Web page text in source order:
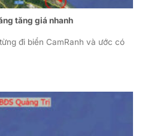
tăng giá nhanh
đi biển CamRanh và ước có